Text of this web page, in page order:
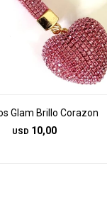
Glam Brillo Corazon
USD 10,00